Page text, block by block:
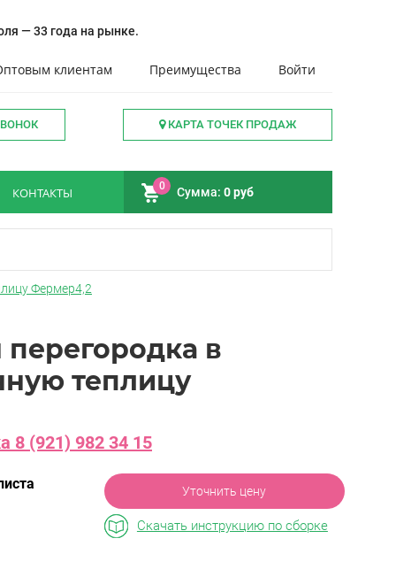
— 33 года на рынке.
клиентам Преимущества Войти
КАРТА ТОЧЕК ПРОДАЖ
КОНТАКТЫ 0 Сумма: 0 руб
Фермер4,2
в
теплицу
8 (921) 982 34 15
Уточнить цену
Скачать инструкцию по сборке